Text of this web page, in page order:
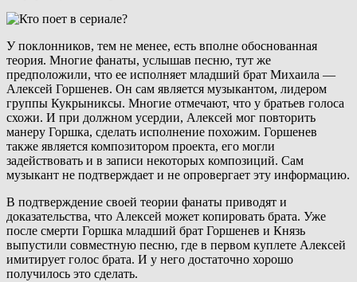
У поклонников, тем не менее, есть вполне обоснованная
теория. Многие фанаты, услышав песню, тут же
предположили, что ее исполняет младший брат Михаила —
Алексей Горшенев. Он сам является музыкантом, лидером
группы Кукрыниксы. Многие отмечают, что у братьев голоса
схожи. И при должном усердии, Алексей мог повторить
манеру Горшка, сделать исполнение похожим. Горшенев
также является композитором проекта, его могли
задействовать и в записи некоторых композиций. Сам
музыкант не подтверждает и не опровергает эту информацию.
В подтверждение своей теории фанаты приводят и
доказательства, что Алексей может копировать брата. Уже
после смерти Горшка младший брат Горшенев и Князь
выпустили совместную песню, где в первом куплете Алексей
имитирует голос брата. И у него достаточно хорошо
получилось это сделать.